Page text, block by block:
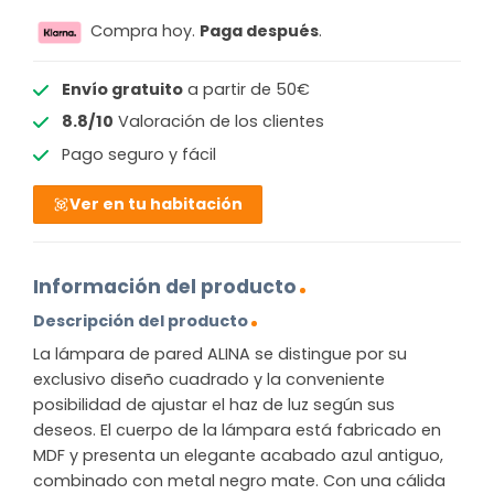
Compra hoy. Paga después.
Envío gratuitoa partir de 50€
8.8/10 Valoración de los clientes
Pago seguro y fácil
Ver en tu habitación
Información del producto
Descripción del producto
La lámpara de pared ALINA se distingue por su
exclusivo diseño cuadrado y la conveniente
posibilidad de ajustar el haz de luz según sus
deseos. El cuerpo de la lámpara está fabricado en
MDF y presenta un elegante acabado azul antiguo,
combinado con metal negro mate. Con una cálida